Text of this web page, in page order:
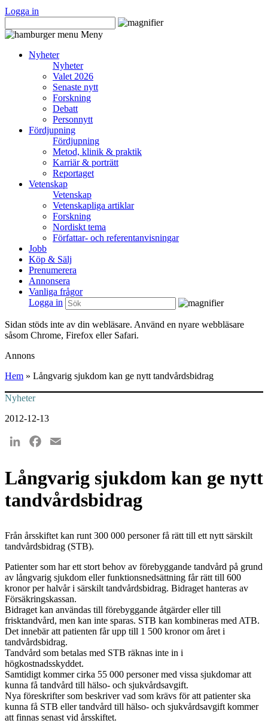
Logga in
Meny
Nyheter
Nyheter
Valet 2026
Senaste nytt
Forskning
Debatt
Personnytt
Fördjupning
Fördjupning
Metod, klinik & praktik
Karriär & porträtt
Reportaget
Vetenskap
Vetenskap
Vetenskapliga artiklar
Forskning
Nordiskt tema
Författar- och referentanvisningar
Jobb
Köp & Sälj
Prenumerera
Annonsera
Vanliga frågor
Logga in
Sidan stöds inte av din webläsare. Använd en nyare webbläsare
såsom Chrome, Firefox eller Safari.
Annons
Hem » Långvarig sjukdom kan ge nytt tandvårdsbidrag
Nyheter
2012-12-13
LinkedInFacebook
Långvarig sjukdom kan ge nytt
tandvårdsbidrag
Från årsskiftet kan runt 300 000 personer få rätt till ett nytt särskilt
tandvårdsbidrag (STB).
Patienter som har ett stort behov av förebyggande tandvård på grund
av långvarig sjukdom eller funktionsnedsättning får rätt till 600
kronor per halvår i särskilt tandvårdsbidrag. Bidraget hanteras av
Försäkringskassan.
Bidraget kan användas till förebyggande åtgärder eller till
frisktandvård, men kan inte sparas. STB kan kombineras med ATB.
Det innebär att patienten får upp till 1 500 kronor om året i
tandvårdsbidrag.
Tandvård som betalas med STB räknas inte in i
högkostnadsskyddet.
Samtidigt kommer cirka 55 000 personer med vissa sjukdomar att
kunna få tandvård till hälso- och sjukvårdsavgift.
Nya föreskrifter som beskriver vad som krävs för att patienter ska
kunna få STB eller tandvård till hälso- och sjukvårdsavgift kommer
att finnas senast vid årsskiftet.